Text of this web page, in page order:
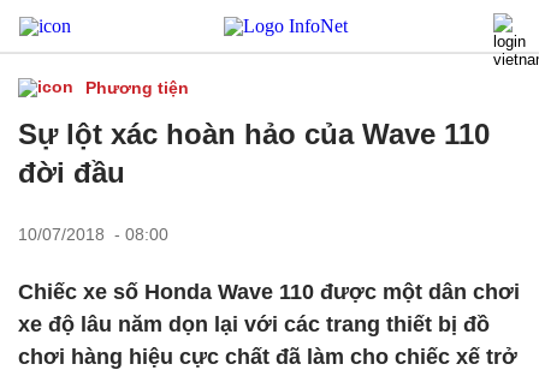
Phương tiện
Sự lột xác hoàn hảo của Wave 110
đời đầu
10/07/2018 - 08:00
Chiếc xe số Honda Wave 110 được một dân chơi
xe độ lâu năm dọn lại với các trang thiết bị đồ
chơi hàng hiệu cực chất đã làm cho chiếc xế trở